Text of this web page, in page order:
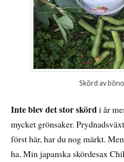
Skörd av
Inte blev det stor skördi år
mycket grönsaker.
först här, har du nog märkt.
ha. Min japanska skördesax